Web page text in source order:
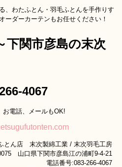
下関市彦島の末次
、わたふとん・羽毛ふとんを手作りす
ーダーカーテンもお任せください！
4067
お電話、メールもOK!
とん店 末次製綿工業 / 末次羽毛工房
山口県下関市彦島江の浦町9-4-21
電話番号:083-266-4067